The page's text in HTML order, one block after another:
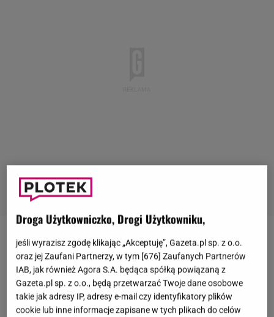
Masz już dość klasycznych, jesiennych kurtek?
Poszukujesz ciekawego zamiennika, który podczas
chłodniejszych dni zapewni ci zarówno komfort, jak i
modny wygląd?Koniecznie już teraz sprawdź, na
jaki zamiennik standardowych okryć wierzchnich
Droga Użytkowniczko, Drogi Użytkowniku,
jeśli wyrazisz zgodę klikając „Akceptuję”, Gazeta.pl sp. z o.o.
oraz jej Zaufani Partnerzy, w tym [676] Zaufanych Partnerów
IAB, jak również Agora S.A. będąca spółką powiązaną z
Gazeta.pl sp. z o.o., będą przetwarzać Twoje dane osobowe
takie jak adresy IP, adresy e-mail czy identyfikatory plików
cookie lub inne informacje zapisane w tych plikach do celów